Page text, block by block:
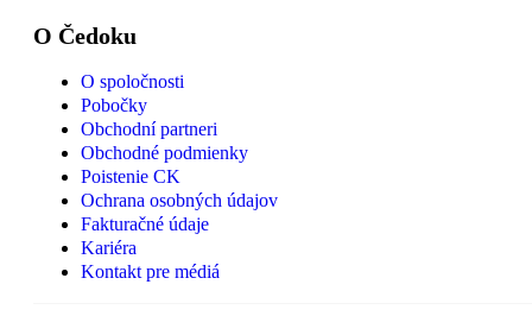
O Čedoku
O spoločnosti
Pobočky
Obchodní partneri
Obchodné podmienky
Poistenie CK
Ochrana osobných údajov
Fakturačné údaje
Kariéra
Kontakt pre médiá